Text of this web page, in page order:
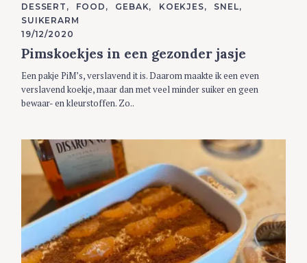
C
A
T
E
O
R
E
S
DESSERT FOOD GEBAK KOEKJES
SNEL
SUIKERARM
19/12/2020
Pimskoekjes in een gezonder jasje
Een pakje PiM’s, verslavend it is. Daarom maakte ik een even
verslavend koekje, maar dan met veel minder suiker en geen
bewaar- en kleurstoffen. Zo..